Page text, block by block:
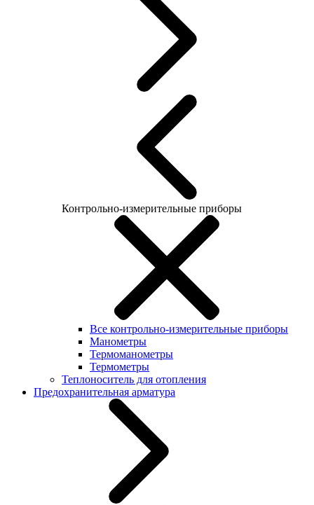
Контрольно-измерительные приборы
Все контрольно-измерительные приборы
Манометры
Термоманометры
Термометры
Теплоноситель для отопления
Предохранительная арматура